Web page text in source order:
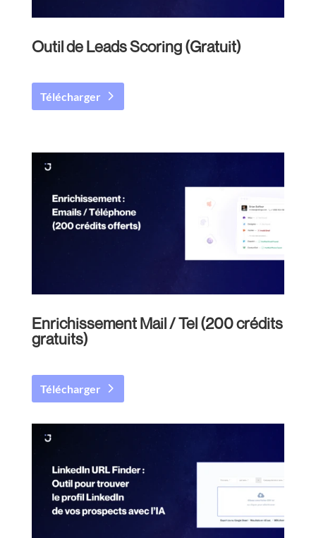
Outil de Leads Scoring (Gratuit)
Télécharger
Enrichissement Mail / Tel (200 crédits
gratuits)
Télécharger